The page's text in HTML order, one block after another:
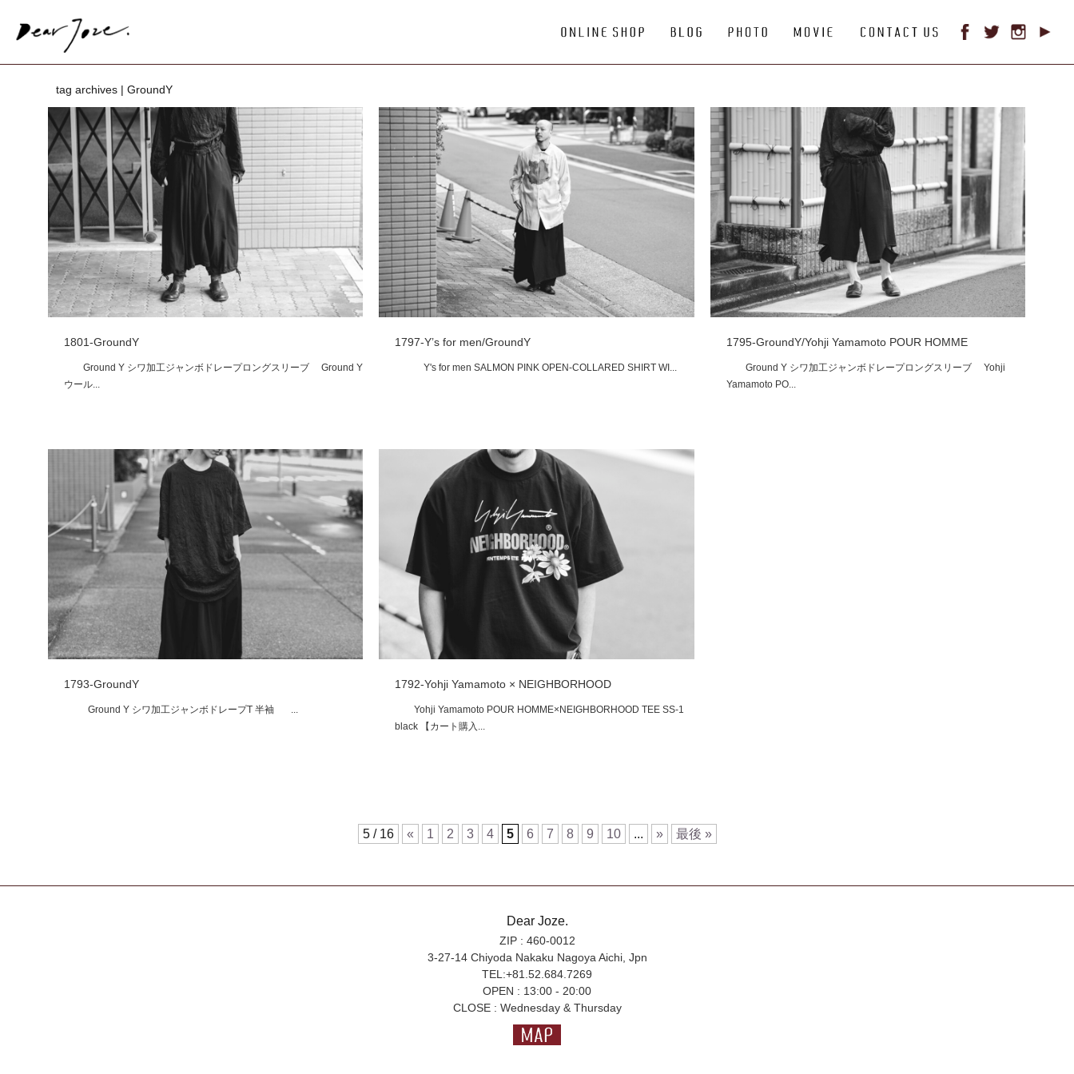
tag archives | GroundY
1801-GroundY
Ground Y シワ加工ジャンボドレープロングスリーブ Ground Y
ウール...
1797-Y’s for men/GroundY
Y's for men SALMON PINK OPEN-COLLARED SHIRT WI...
1795-GroundY/Yohji Yamamoto POUR HOMME
Ground Y シワ加工ジャンボドレープロングスリーブ Yohji
Yamamoto PO...
1793-GroundY
Ground Y シワ加工ジャンボドレープT 半袖 ...
1792-Yohji Yamamoto × NEIGHBORHOOD
Yohji Yamamoto POUR HOMME×NEIGHBORHOOD TEE SS-1
black 【カート購入...
5 / 16 « 1 2 3 4 5 6 7 8 9 10 ... » 最後 »
Dear Joze.
ZIP : 460-0012
3-27-14 Chiyoda Nakaku Nagoya Aichi, Jpn
TEL:+81.52.684.7269
OPEN : 13:00 - 20:00
CLOSE : Wednesday & Thursday